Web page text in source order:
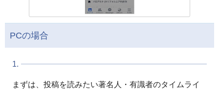
PCの場合
1.
まずは、投稿を読みたい著名人・有識者のタイムライ